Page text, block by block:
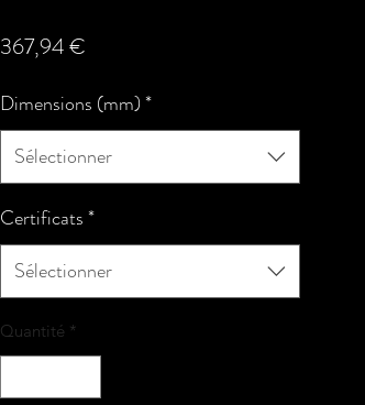
367,94 €Prix
Dimensions (mm)*
Sélectionner
Certificats*
Sélectionner
Quantité *